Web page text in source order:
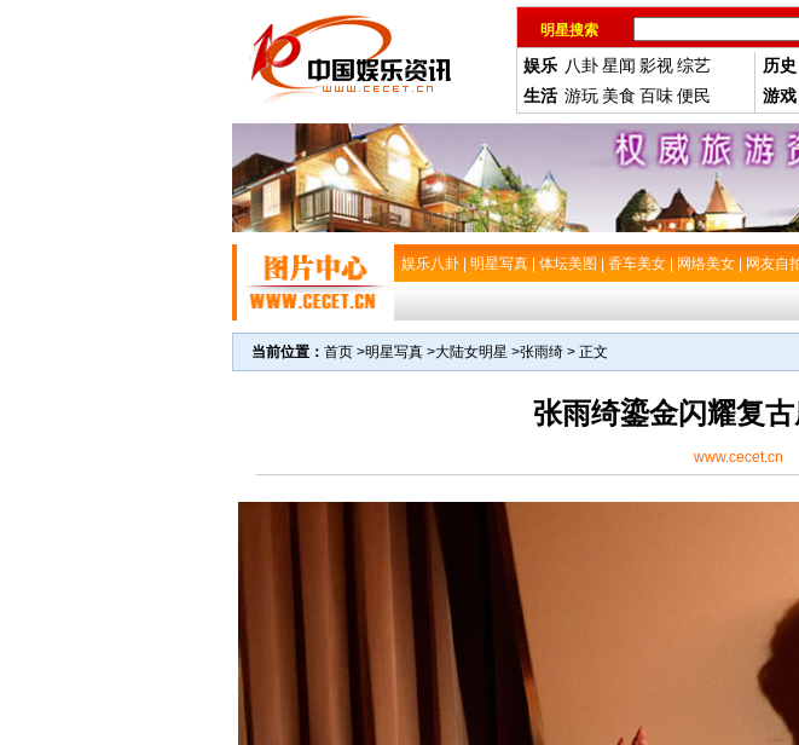
明星搜索
娱乐 八卦星闻 影视综艺
生活 游玩 美食 百味便民
历史
游戏
娱乐八卦 明星写真 体坛美图 香车美女 网络美女 网友自
当前位置： 首页 >明星写真 >大陆女明星 >张雨绮 > 正文
张雨绮鎏金闪耀复
www.cecet.cn